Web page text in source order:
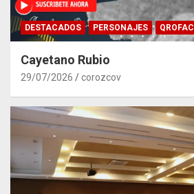
DESTACADOS PERSONAJES
Cayetano Rubio
29/07/2026 corozcov